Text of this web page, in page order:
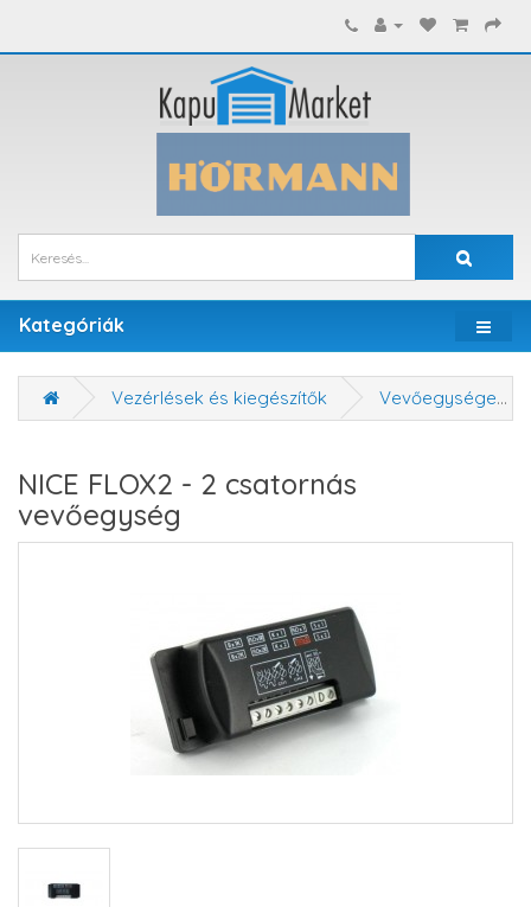
Kategóriák
Vezérlések és kiegészítők Vevőegységek
NICE FLOX2 - 2 csatornás
vevőegység